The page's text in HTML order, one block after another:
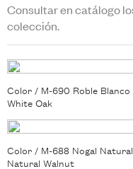
Consultar en catálogo
colección.
Color / M-690 Roble
White Oak
Color / M-688 Nogal
Natural Walnut